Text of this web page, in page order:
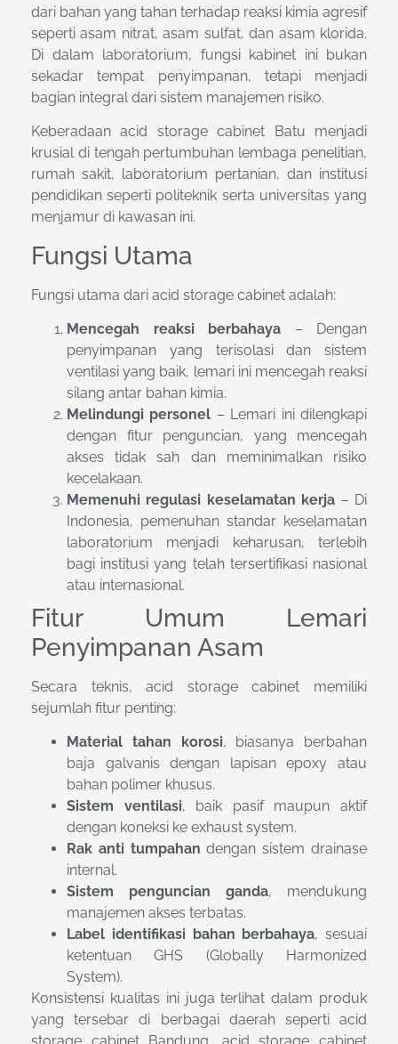
dari bahan yang tahan terhadap reaksi kimia agresif
seperti asam nitrat, asam sulfat, dan asam klorida.
Di dalam laboratorium, fungsi kabinet ini bukan
sekadar tempat penyimpanan, tetapi menjadi
bagian integral dari sistem manajemen risiko.
Keberadaan acid storage cabinet Batu menjadi
krusial di tengah pertumbuhan lembaga penelitian,
rumah sakit, laboratorium pertanian, dan institusi
pendidikan seperti politeknik serta universitas yang
menjamur di kawasan ini.
Fungsi Utama
Fungsi utama dari acid storage cabinet adalah:
Mencegah reaksi berbahaya – Dengan
penyimpanan yang terisolasi dan sistem
ventilasi yang baik, lemari ini mencegah reaksi
silang antar bahan kimia.
Melindungi personel – Lemari ini dilengkapi
dengan fitur penguncian, yang mencegah
akses tidak sah dan meminimalkan risiko
kecelakaan.
Memenuhi regulasi keselamatan kerja – Di
Indonesia, pemenuhan standar keselamatan
laboratorium menjadi keharusan, terlebih
bagi institusi yang telah tersertifikasi nasional
atau internasional.
Fitur Umum Lemari
Penyimpanan Asam
Secara teknis, acid storage cabinet memiliki
sejumlah fitur penting:
Material tahan korosi, biasanya berbahan
baja galvanis dengan lapisan epoxy atau
bahan polimer khusus.
Sistem ventilasi, baik pasif maupun aktif
dengan koneksi ke exhaust system.
Rak anti tumpahan dengan sistem drainase
internal.
Sistem penguncian ganda, mendukung
manajemen akses terbatas.
Label identifikasi bahan berbahaya, sesuai
ketentuan GHS (Globally Harmonized
System).
Konsistensi kualitas ini juga terlihat dalam produk
yang tersebar di berbagai daerah seperti acid